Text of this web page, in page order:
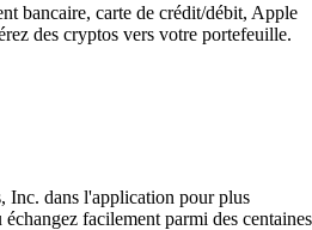
bancaire, carte de crédit/débit, Apple
des cryptos vers votre portefeuille.
dans l'application pour plus
facilement parmi des centaines